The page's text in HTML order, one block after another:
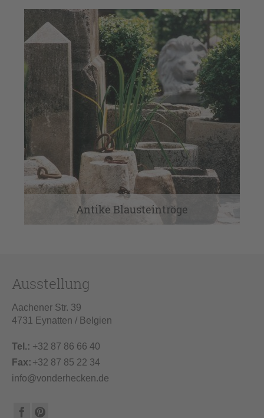
Antike Blausteintröge
Ausstellung
Aachener Str. 39
4731 Eynatten / Belgien
Tel.: +32 87 86 66 40
Fax: +32 87 85 22 34
info@vonderhecken.de